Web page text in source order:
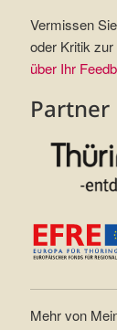
Vermissen
oder Kritik zur
über Ihr
Partner
Mehr von